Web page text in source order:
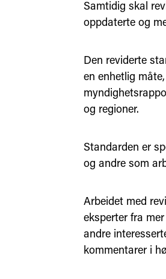
Samtidig skal
oppdaterte og
Den reviderte
en enhetlig
og regioner.
Standarden er
og andre som
Arbeidet med
eksperter fra
andre
kommentarer i